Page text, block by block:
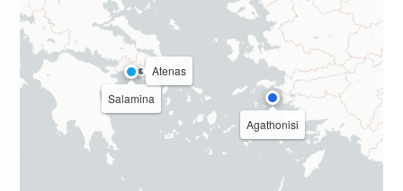
Agathonisi
Salamina
Atenas